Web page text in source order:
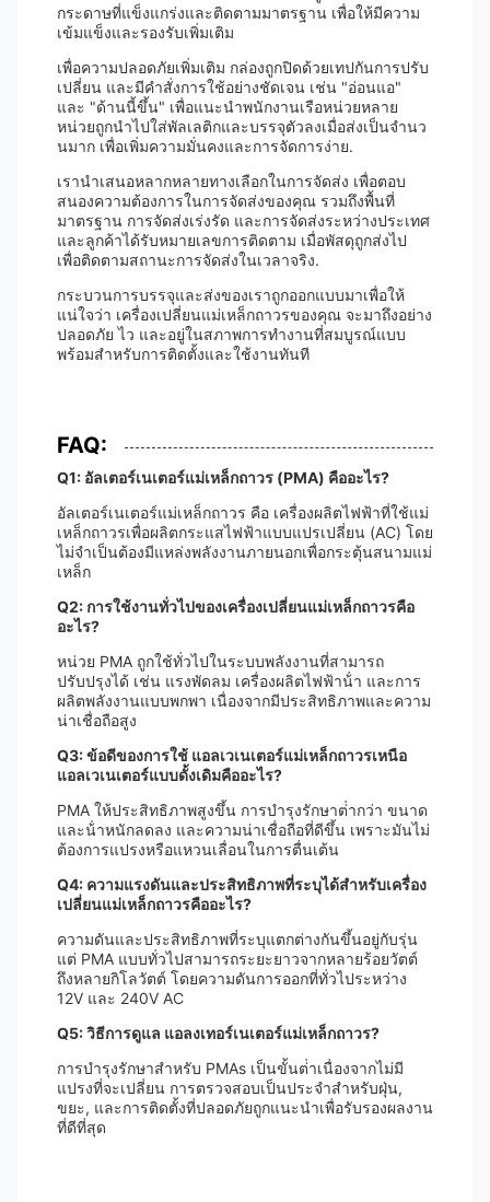
กระดาษที่แข็งแกร่งและติดตามมาตรฐาน เพื่อให้มีความ
เข้มแข็งและรองรับเพิ่มเติม
เพื่อความปลอดภัยเพิ่มเติม กล่องถูกปิดด้วยเทปกันการปรับ
เปลี่ยน และมีคําสั่งการใช้อย่างชัดเจน เช่น "อ่อนแอ"
และ "ด้านนี้ขึ้น" เพื่อแนะนําพนักงานเรือหน่วยหลาย
หน่วยถูกนําไปใส่พัลเลติกและบรรจุตัวลงเมื่อส่งเป็นจํานว
นมาก เพื่อเพิ่มความมั่นคงและการจัดการง่าย.
เรานําเสนอหลากหลายทางเลือกในการจัดส่ง เพื่อตอบ
สนองความต้องการในการจัดส่งของคุณ รวมถึงพื้นที่
มาตรฐาน การจัดส่งเร่งรัด และการจัดส่งระหว่างประเทศ
และลูกค้าได้รับหมายเลขการติดตาม เมื่อพัสดุถูกส่งไป
เพื่อติดตามสถานะการจัดส่งในเวลาจริง.
กระบวนการบรรจุและส่งของเราถูกออกแบบมาเพื่อให้
แน่ใจว่า เครื่องเปลี่ยนแม่เหล็กถาวรของคุณ จะมาถึงอย่าง
ปลอดภัย ไว และอยู่ในสภาพการทํางานที่สมบูรณ์แบบ
พร้อมสําหรับการติดตั้งและใช้งานทันที
FAQ:
Q1: อัลเตอร์เนเตอร์แม่เหล็กถาวร (PMA) คืออะไร?
อัลเตอร์เนเตอร์แม่เหล็กถาวร คือ เครื่องผลิตไฟฟ้าที่ใช้แม่
เหล็กถาวรเพื่อผลิตกระแสไฟฟ้าแบบแปรเปลี่ยน (AC) โดย
ไม่จําเป็นต้องมีแหล่งพลังงานภายนอกเพื่อกระตุ้นสนามแม่
เหล็ก
Q2: การใช้งานทั่วไปของเครื่องเปลี่ยนแม่เหล็กถาวรคือ
อะไร?
หน่วย PMA ถูกใช้ทั่วไปในระบบพลังงานที่สามารถ
ปรับปรุงได้ เช่น แรงพัดลม เครื่องผลิตไฟฟ้าน้ํา และการ
ผลิตพลังงานแบบพกพา เนื่องจากมีประสิทธิภาพและความ
น่าเชื่อถือสูง
Q3: ข้อดีของการใช้ แอลเวเนเตอร์แม่เหล็กถาวรเหนือ
แอลเวเนเตอร์แบบดั้งเดิมคืออะไร?
PMA ให้ประสิทธิภาพสูงขึ้น การบํารุงรักษาต่ํากว่า ขนาด
และน้ําหนักลดลง และความน่าเชื่อถือที่ดีขึ้น เพราะมันไม่
ต้องการแปรงหรือแหวนเลื่อนในการตื่นเต้น
Q4: ความแรงดันและประสิทธิภาพที่ระบุได้สําหรับเครื่อง
เปลี่ยนแม่เหล็กถาวรคืออะไร?
ความดันและประสิทธิภาพที่ระบุแตกต่างกันขึ้นอยู่กับรุ่น
แต่ PMA แบบทั่วไปสามารถระยะยาวจากหลายร้อยวัตต์
ถึงหลายกิโลวัตต์ โดยความดันการออกที่ทั่วไประหว่าง
12V และ 240V AC
Q5: วิธีการดูแล แอลงเทอร์เนเตอร์แม่เหล็กถาวร?
การบํารุงรักษาสําหรับ PMAs เป็นขั้นต่ําเนื่องจากไม่มี
แปรงที่จะเปลี่ยน การตรวจสอบเป็นประจําสําหรับฝุ่น,
ขยะ, และการติดตั้งที่ปลอดภัยถูกแนะนําเพื่อรับรองผลงาน
ที่ดีที่สุด